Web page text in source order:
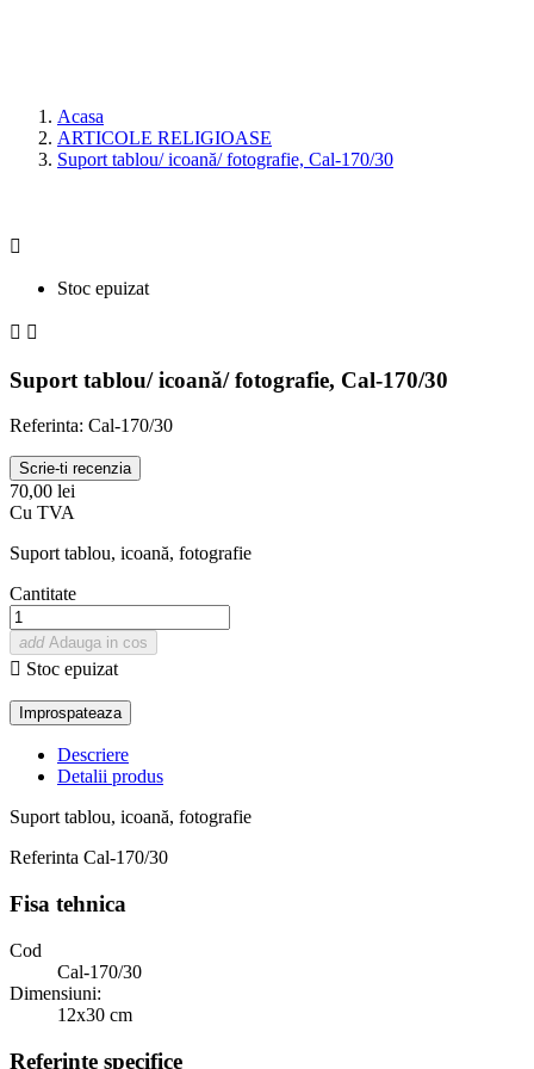
Acasa
ARTICOLE RELIGIOASE
Suport tablou/ icoană/ fotografie, Cal-170/30

Stoc epuizat
 
Suport tablou/ icoană/ fotografie, Cal-170/30
Referinta: Cal-170/30
Scrie-ti recenzia
70,00 lei
Cu TVA
Suport tablou, icoană, fotografie
Cantitate
add Adauga in cos
 Stoc epuizat
Descriere
Detalii produs
Suport tablou, icoană, fotografie
Referinta Cal-170/30
Fisa tehnica
Cod
Cal-170/30
Dimensiuni:
12x30 cm
Referinte specifice